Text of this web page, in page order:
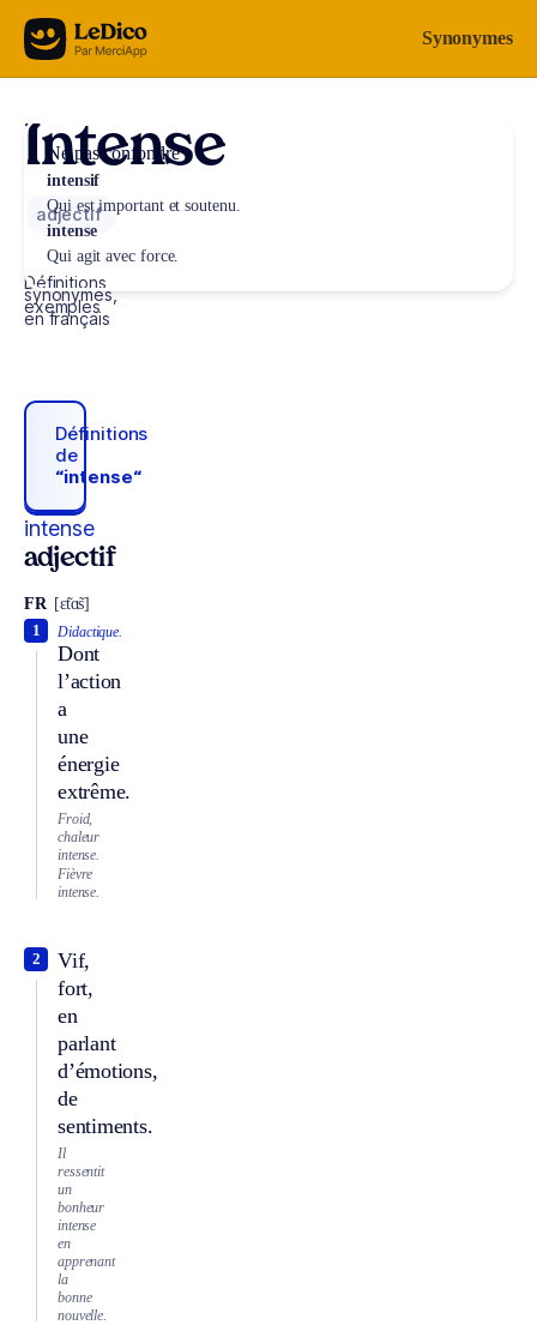
Aller au contenu Synonymes
Intense
adjectif
Définitions,
synonymes,
exemples
en français
Définitions
de
“intense“
intense
adjectif
FR [ɛ̃tɑ̃s]
Didactique.
Dont
l’action
a
une
énergie
extrême.
1
Froid,
chaleur
intense.
Fièvre
intense.
Vif,
fort,
en
parlant
d’émotions,
de
sentiments.
2
Il
ressentit
un
bonheur
intense
en
apprenant
la
bonne
nouvelle.
Ne pas confondre
intensif
Qui est important et soutenu.
intense
Qui agit avec force.